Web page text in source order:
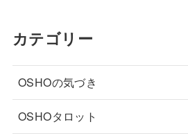
カテゴリー
OSHOの気づき
OSHOタロット